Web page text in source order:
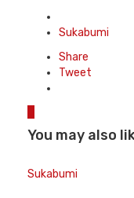
in
Sukabumi
Share
Tweet
You may also
Sukabumi